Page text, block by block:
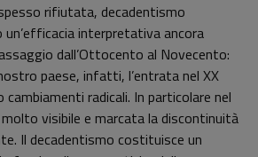
rifiutata, decadentismo
interpretativa ancora
dall’Ottocento al Novecento:
paese, infatti, l’entrata nel XX
radicali. In particolare nel
visibile e marcata la discontinuità
Il decadentismo costituisce un